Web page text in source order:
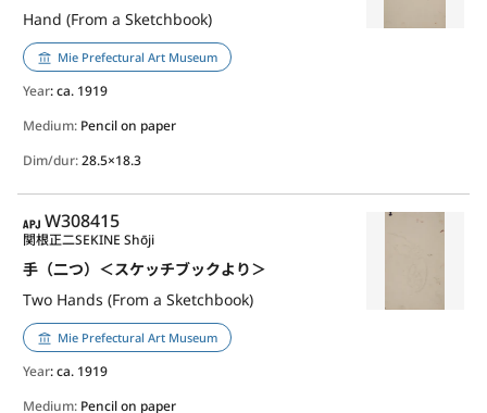
Hand (From a Sketchbook)
Mie Prefectural Art Museum
Year: ca. 1919
Medium: Pencil on paper
Dim/dur:28.5×18.3
APJ
W308415
手（二つ）＜スケッチブックより＞
Two Hands (From a Sketchbook)
関根正二SEKINE Shōji
Mie Prefectural Art Museum
Year: ca. 1919
Medium: Pencil on paper